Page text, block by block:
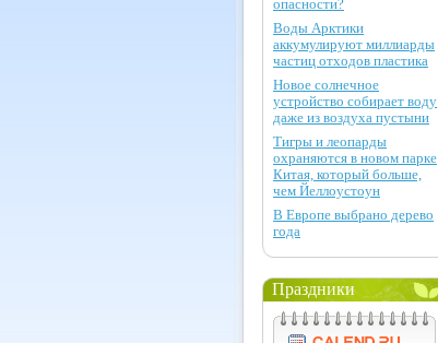
опасности?
Воды Арктики
аккумулируют миллиарды
частиц отходов пластика
Новое солнечное
устройство собирает воду
даже из воздуха пустыни
Тигры и леопарды
охраняются в новом парке
Китая, который больше,
чем Йеллоустоун
В Европе выбрано дерево
года
Праздники